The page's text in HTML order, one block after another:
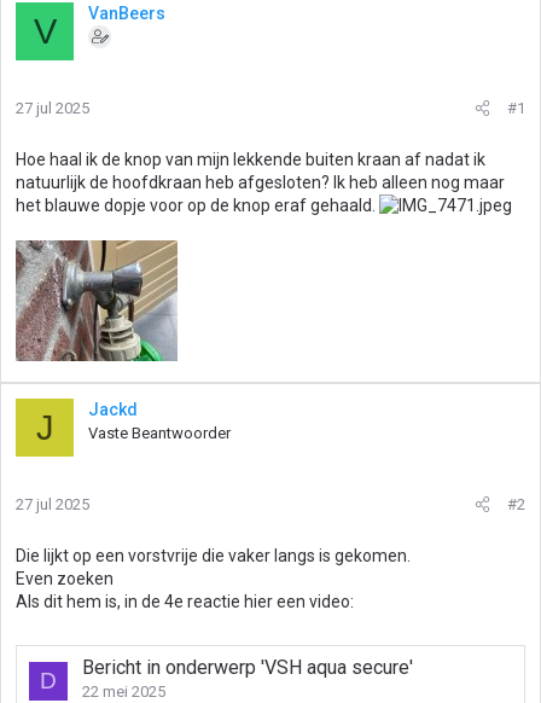
V VanBeers
27 jul 2025 #1
Hoe haal ik de knop van mijn lekkende buiten kraan af nadat ik
natuurlijk de hoofdkraan heb afgesloten? Ik heb alleen nog maar
het blauwe dopje voor op de knop eraf gehaald.
J Jackd
Vaste Beantwoorder
27 jul 2025 #2
Die lijkt op een vorstvrije die vaker langs is gekomen.
Even zoeken
Als dit hem is, in de 4e reactie hier een video:
D
Bericht in onderwerp 'VSH aqua secure'
22 mei 2025